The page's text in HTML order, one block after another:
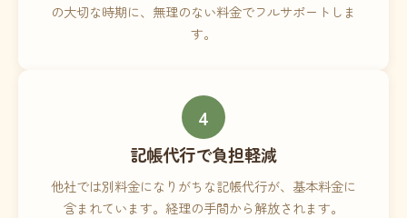
の大切な時期に、無理のない料金でフルサポートしま
す。
4
記帳代行で負担軽減
他社では別料金になりがちな記帳代行が、基本料金に
含まれています。経理の手間から解放されます。